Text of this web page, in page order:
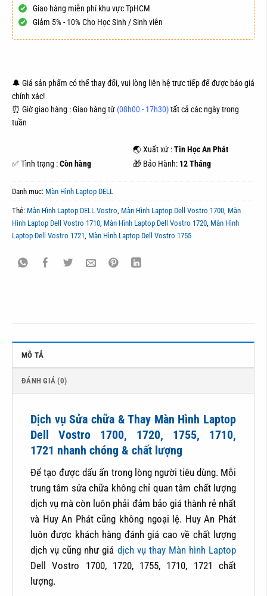
Giao hàng miễn phí khu vực TpHCM
Giảm 5% - 10% Cho Học Sinh / Sinh viên
🔔 Giá sản phẩm có thể thay đổi, vui lòng liên hệ trực tiếp để được báo giá
chính xác!
⏰ Giờ giao hàng : Giao hàng từ (08h00 - 17h30)tất cả các ngày trong
tuần
🌏 Xuất xứ :Tin Học An Phát
✅ Tình trạng :Còn hàng 🎁 Bảo Hành: 12 Tháng
Danh mục: Màn Hình Laptop DELL
Thẻ: Màn Hình Laptop DELL Vostro Màn Hình Laptop Dell Vostro 1700 Màn
Hình Laptop Dell Vostro 1710 Màn Hình Laptop Dell Vostro 1720 Màn Hình
Laptop Dell Vostro 1721 Màn Hình Laptop Dell Vostro 1755
MÔ TẢ
ĐÁNH GIÁ (0)
Dịch vụ Sửa chữa & Thay Màn Hình Laptop
Dell Vostro 1700, 1720, 1755, 1710,
1721 nhanh chóng & chất lượng
Để tạo được dấu ấn trong lòng người tiêu dùng. Mỗi
trung tâm sửa chữa không chỉ quan tâm chất lượng
dịch vụ mà còn luôn phải đảm bảo giá thành rẻ nhất
và Huy An Phát cũng không ngoại lệ. Huy An Phát
luôn được khách hàng đánh giá cao về chất lượng
dịch vụ cũng như giá dịch vụ thay Màn hình Laptop
Dell Vostro 1700, 1720, 1755, 1710, 1721
chất
lượng.